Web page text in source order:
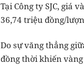
Tại Công ty SJC, giá
36,74 triệu đồng/
Do sự văng thẳng
đồng thời khiến